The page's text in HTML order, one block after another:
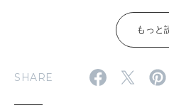
わたしがで
もっと
SHARE